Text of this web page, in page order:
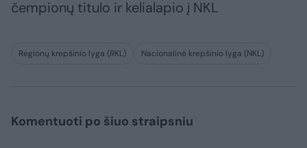
čempionų titulo ir kelialapio į NKL
Regionų krepšinio lyga (RKL) Nacionalinė krepšinio lyga (NKL)
Komentuoti po šiuo straipsniu